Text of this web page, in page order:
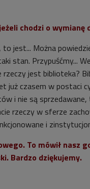
chodzi o wymianę
to jest... Można
stan. Przypuśćmy...
rzeczy jest biblioteka?
już czasem w postaci
i nie są
rzeczy w sferze
i
To mówił nasz
Bardzo dziękujemy.